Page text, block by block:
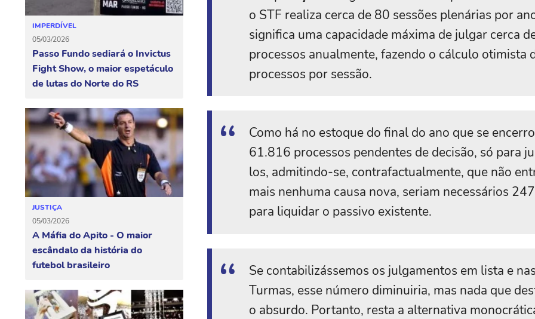
IMPERDÍVEL
05/03/2026
Passo Fundo sediará o Invictus
Fight Show, o maior espetáculo
de lutas do Norte do RS
JUSTIÇA
05/03/2026
A Máfia do Apito - O maior
escândalo da história do
futebol brasileiro
o STF realiza cerca de 80 sessões plenárias por
significa uma capacidade máxima de julgar cerca
processos anualmente, fazendo o cálculo otimista
processos por sessão.
Como há no estoque do final do ano que se
61.816 processos pendentes de decisão, só para
los, admitindo-se, contrafactualmente, que não
mais nenhuma causa nova, seriam necessários
para liquidar o passivo existente.
Se contabilizássemos os julgamentos em lista e nas
Turmas, esse número diminuiria, mas nada que
o absurdo. Portanto, resta a alternativa